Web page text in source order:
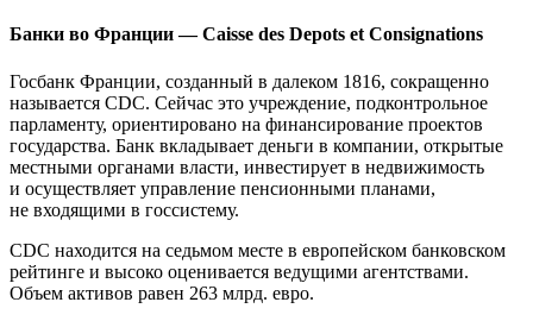
Банки во Франции — Caisse des Depots et Consignations
Госбанк Франции, созданный в далеком 1816, сокращенно
называется CDC. Сейчас это учреждение, подконтрольное
парламенту, ориентировано на финансирование проектов
государства. Банк вкладывает деньги в компании, открытые
местными органами власти, инвестирует в недвижимость
и осуществляет управление пенсионными планами,
не входящими в госсистему.
CDC находится на седьмом месте в европейском банковском
рейтинге и высоко оценивается ведущими агентствами.
Объем активов равен 263 млрд. евро.